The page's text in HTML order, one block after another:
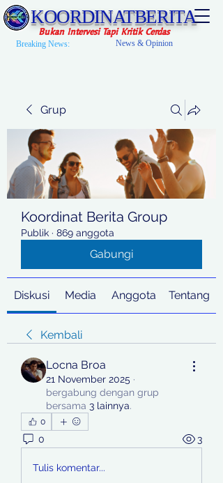
KOORDINATBERITA
Bukan Intervesi Tapi Kritik Cerdas
Breaking News: News & Opinion
Grup
Koordinat Berita Group
Publik · 869 anggota
Gabungi
Diskusi Media Anggota Tentang
Kembali
Locna Broa
21 November 2025 ·
bergabung dengan grup
bersama 3 lainnya.
0
0 3
Tulis komentar...